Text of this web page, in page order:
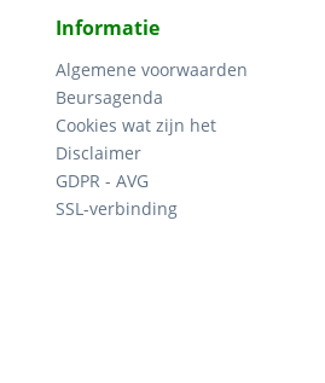
Informatie
Algemene voorwaarden
Beursagenda
Cookies wat zijn het
Disclaimer
GDPR - AVG
SSL-verbinding